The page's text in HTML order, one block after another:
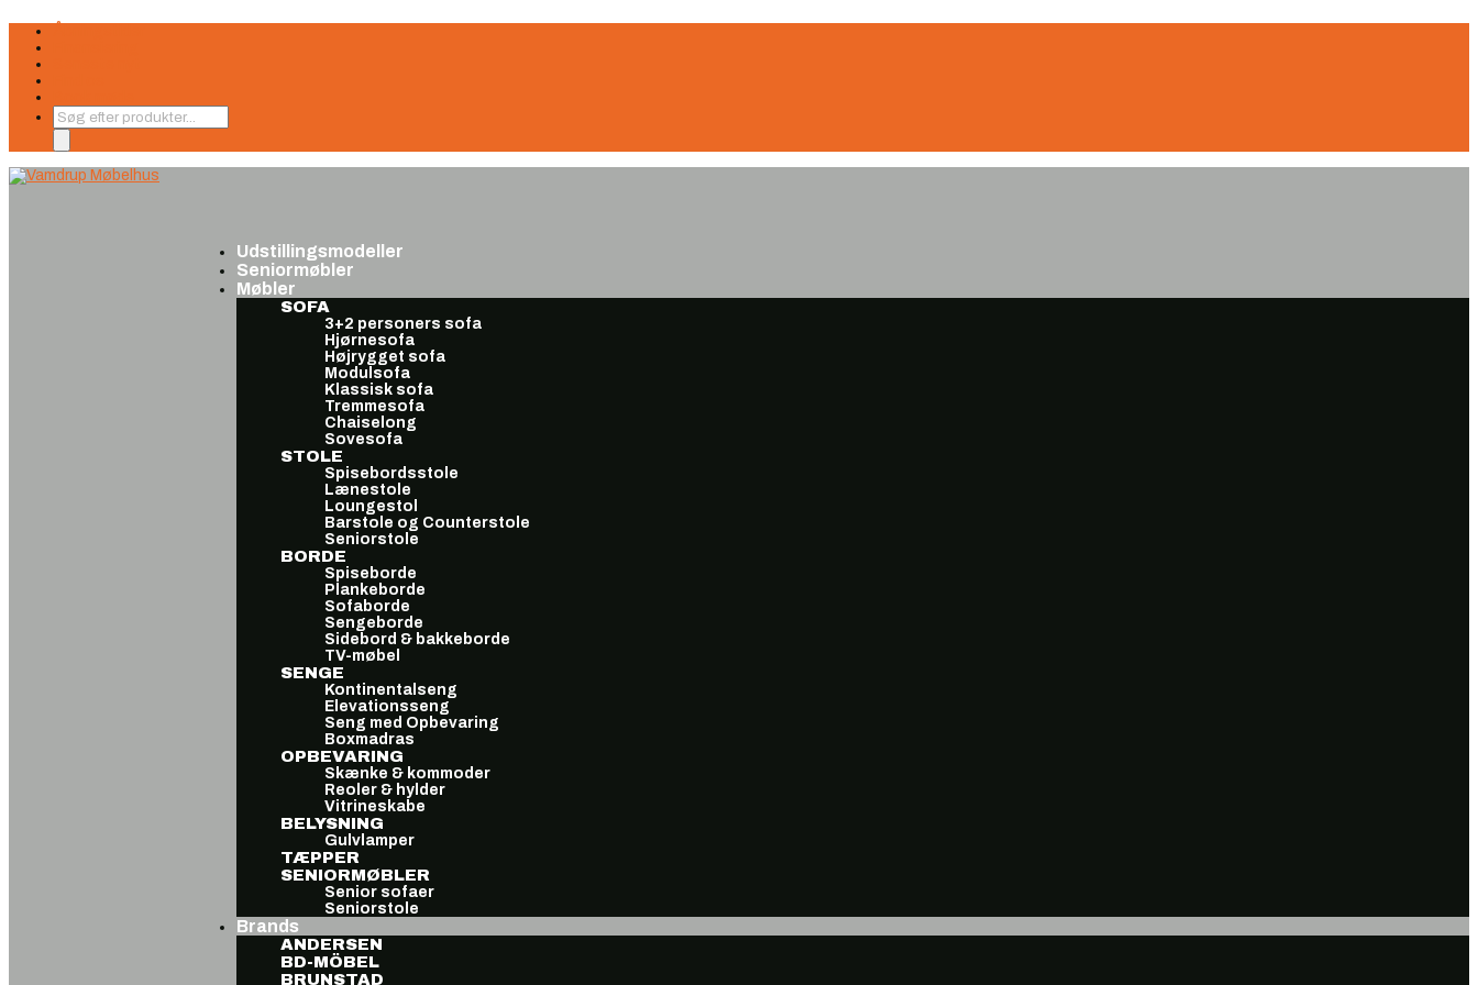
Products
search
Udstillingsmodeller
Seniormøbler
Møbler
SOFA
3+2 personers sofa
Hjørnesofa
Højrygget sofa
Modulsofa
Klassisk sofa
Tremmesofa
Chaiselong
Sovesofa
STOLE
Spisebordsstole
Lænestole
Loungestol
Barstole og Counterstole
Seniorstole
BORDE
Spiseborde
Plankeborde
Sofaborde
Sengeborde
Sidebord & bakkeborde
TV-møbel
SENGE
Kontinentalseng
Elevationsseng
Seng med Opbevaring
Boxmadras
OPBEVARING
Skænke & kommoder
Reoler & hylder
Vitrineskabe
BELYSNING
Gulvlamper
TÆPPER
SENIORMØBLER
Senior sofaer
Seniorstole
Brands
ANDERSEN
BD-MÖBEL
BRUNSTAD